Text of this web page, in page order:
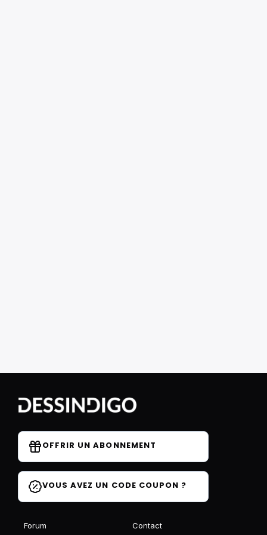
OFFRIR UN ABONNEMENT
VOUS AVEZ UN CODE COUPON ?
Forum Contact